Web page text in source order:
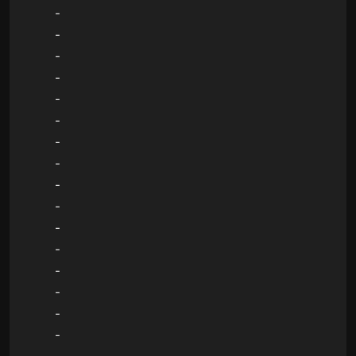
-
-
-
-
-
-
-
-
-
-
-
-
-
-
-
-